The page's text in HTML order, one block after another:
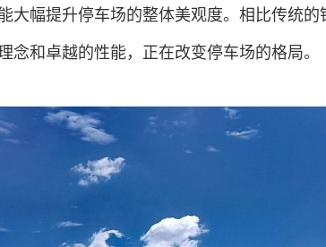
大幅提升停车场的整体美观度。相比传统的
念和卓越的性能，正在改变停车场的格局。